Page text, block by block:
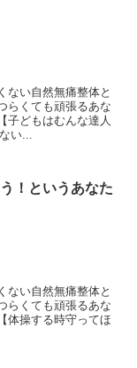
ない自然無痛整体と
らくても頑張るあな
子どもはむんな達人
い...
！というあなた
ない自然無痛整体と
らくても頑張るあな
体操する時守ってほ